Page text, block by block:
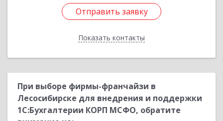
Отправить заявку
Показать контакты
Отправить заявку
Назад
При выборе фирмы-франчайзи в
Лесосибирске для внедрения и поддержки
1С:Бухгалтерии КОРП МСФО, обратите